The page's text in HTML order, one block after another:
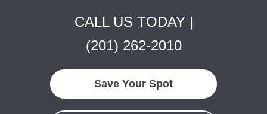
CALL US TODAY |
(201) 262-2010
Save Your Spot